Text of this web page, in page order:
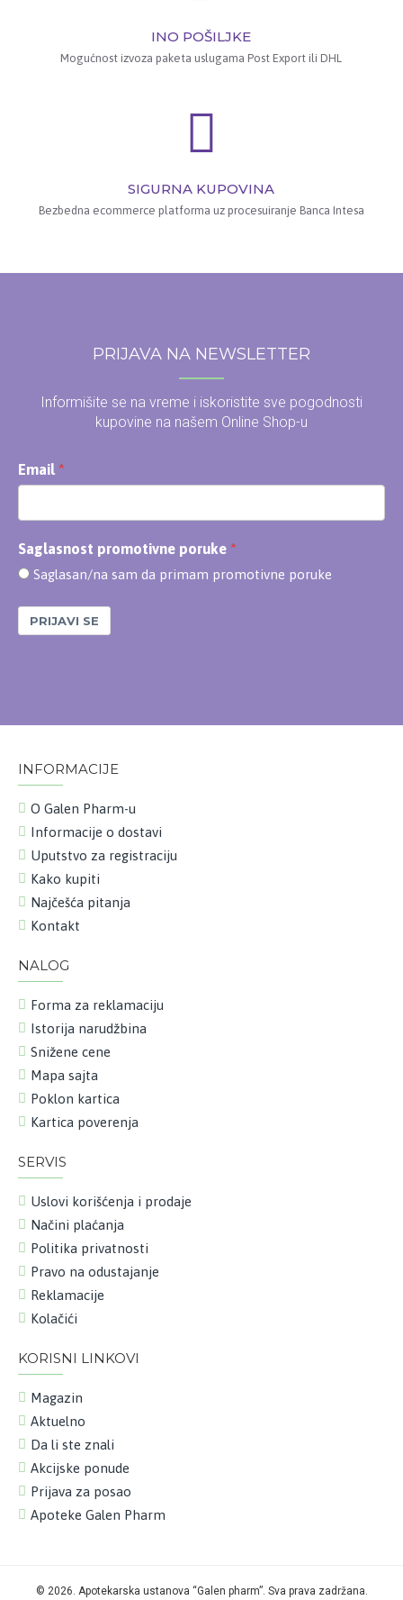
INO POŠILJKE
Mogućnost izvoza paketa uslugama Post Export ili DHL
SIGURNA KUPOVINA
Bezbedna ecommerce platforma uz procesuiranje Banca Intesa
PRIJAVA NA NEWSLETTER
Informišite se na vreme i iskoristite sve pogodnosti
kupovine na našem Online Shop-u
Email
Saglasnost promotivne poruke
Saglasan/na sam da primam promotivne poruke
PRIJAVI SE
INFORMACIJE
O Galen Pharm-u
Informacije o dostavi
Uputstvo za registraciju
Kako kupiti
Najčešća pitanja
Kontakt
NALOG
Forma za reklamaciju
Istorija narudžbina
Snižene cene
Mapa sajta
Poklon kartica
Kartica poverenja
SERVIS
Uslovi korišćenja i prodaje
Načini plaćanja
Politika privatnosti
Pravo na odustajanje
Reklamacije
Kolačići
KORISNI LINKOVI
Magazin
Aktuelno
Da li ste znali
Akcijske ponude
Prijava za posao
Apoteke Galen Pharm
© 2026. Apotekarska ustanova “Galen pharm”. Sva prava zadržana.